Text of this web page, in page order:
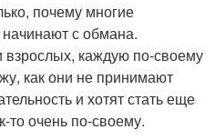
почему многие
с обмана.
каждую по-своему
как они не принимают
и хотят стать еще
то очень по-своему.